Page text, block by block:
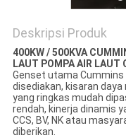
Deskripsi Produk
400KW / 500KVA
LAUT POMPA AIR LAUT
Genset utama
disediakan, kisaran daya
yang ringkas mudah
rendah, kinerja dinamis
CCS, BV, NK atau
diberikan.